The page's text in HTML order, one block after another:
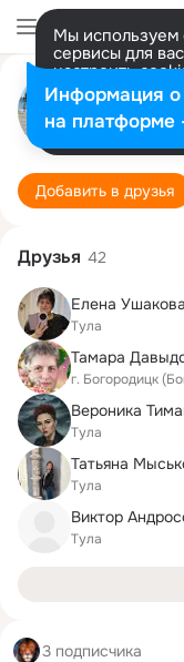
Мы используем
сервисы для
настроить
представитель.
Разрешить все
Тула
Добавить в друзья
Друзья 42
Елена
Тула
Тамара
г. Богородицк
Вероника
Тула
Татьяна
Тула
Виктор
Тула
3 подписчика
Информация о
на платформе